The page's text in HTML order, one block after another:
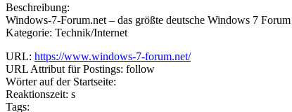
Beschreibung:
Windows-7-Forum.net – das größte deutsche Windows 7
Kategorie: Technik/Internet
URL: https://www.windows-7-forum.net/
URL Attribut für Postings: follow
Wörter auf der Startseite:
Reaktionszeit: s
Tags: